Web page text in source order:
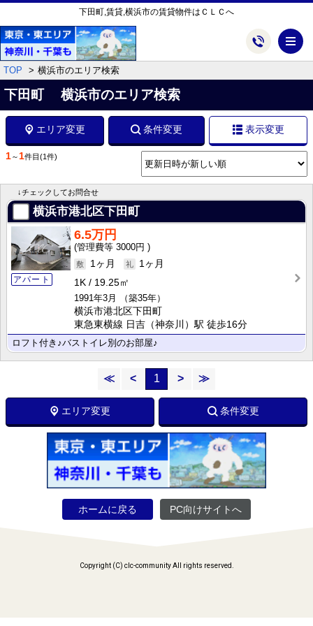
下田町,賃貸,横浜市の賃貸物件はＣＬＣへ
TOP 横浜市のエリア検索
下田町 横浜市のエリア検索
エリア変更 条件変更 表示変更
1～1件目 (1件)
↓チェックしてお問合せ
横浜市港北区下田町
アパート
6.5万円
3000円
1ヶ月
1ヶ月
1K
19.25㎡
1991年3月
（築35年）
横浜市港北区下田町
東急東横線 日吉（神奈川）駅 徒歩16分
ロフト付き♪バストイレ別のお部屋♪
≪ < 1 > ≫
エリア変更 条件変更
ホームに戻る PC向けサイトへ
Copyright (C) clc-community All rights reserved.